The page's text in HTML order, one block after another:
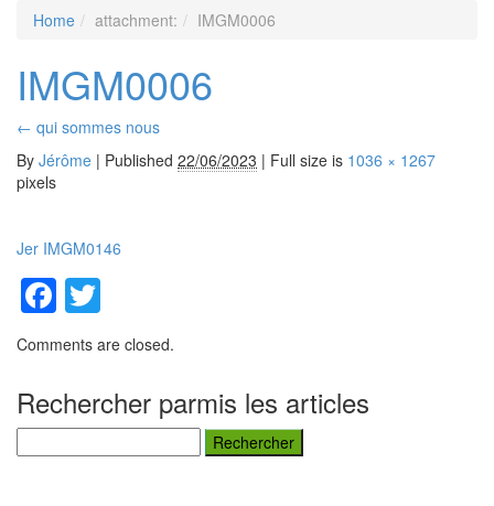
MENU
Home attachment: IMGM0006
IMGM0006
← qui sommes nous
By Jérôme | Published 22/06/2023 | Full size is 1036 × 1267
pixels
Jer IMGM0146
Facebook
Comments are closed.
Rechercher parmis les articles